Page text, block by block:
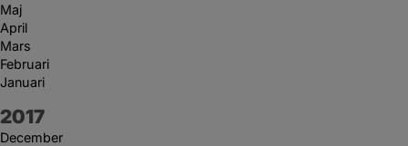
Maj
April
Mars
Februari
Januari
År:
2017
December